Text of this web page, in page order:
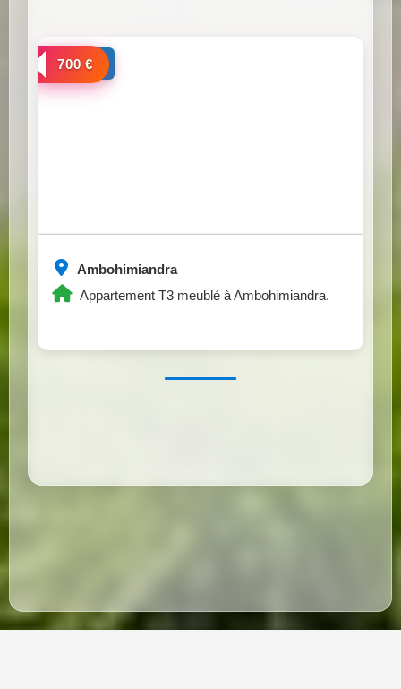
Ambohimiandra
Appartement T3 meublé à Ambohimiandra.
a louer
700 €